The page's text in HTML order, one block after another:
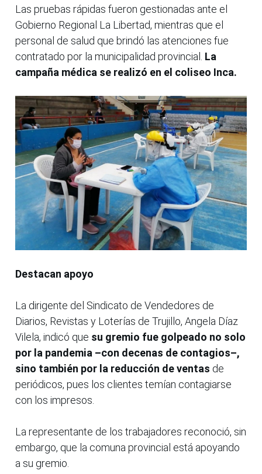
Las pruebas rápidas fueron gestionadas ante el
Gobierno Regional La Libertad, mientras que el
personal de salud que brindó las atenciones fue
contratado por la municipalidad provincial. La
campaña médica se realizó en el coliseo Inca.
Destacan apoyo
La dirigente del Sindicato de Vendedores de
Diarios, Revistas y Loterías de Trujillo, Angela Díaz
Vilela, indicó que su gremio fue golpeado no solo
por la pandemia –con decenas de contagios–,
sino también por la reducción de ventas de
periódicos, pues los clientes temían contagiarse
con los impresos.
La representante de los trabajadores reconoció, sin
embargo, que la comuna provincial está apoyando
a su gremio.